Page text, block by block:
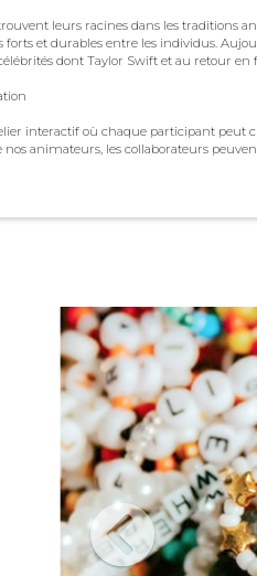
leurs racines dans les traditions
forts et durables entre les individus.
dont Taylor Swift et au retour
interactif où chaque participant peut
nos animateurs, les collaborateurs
leurs matériaux et commencent à
est exposé.Ils peuvent ainsi composer
leurs créations, et en offrent autant
événement estival.
(par exemple, bracelets aux couleurs de
créatives (par exemple, création de